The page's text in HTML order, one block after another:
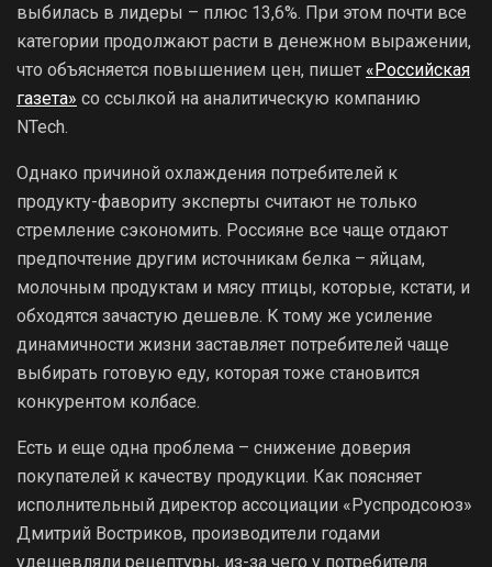
выбилась в лидеры – плюс 13,6%. При этом почти все
категории продолжают расти в денежном выражении,
что объясняется повышением цен, пишет «Российская
газета» со ссылкой на аналитическую компанию
NTech.
Однако причиной охлаждения потребителей к
продукту-фавориту эксперты считают не только
стремление сэкономить. Россияне все чаще отдают
предпочтение другим источникам белка – яйцам,
молочным продуктам и мясу птицы, которые, кстати, и
обходятся зачастую дешевле. К тому же усиление
динамичности жизни заставляет потребителей чаще
выбирать готовую еду, которая тоже становится
конкурентом колбасе.
Есть и еще одна проблема – снижение доверия
покупателей к качеству продукции. Как поясняет
исполнительный директор ассоциации «Руспродсоюз»
Дмитрий Востриков, производители годами
удешевляли рецептуры, из-за чего у потребителя